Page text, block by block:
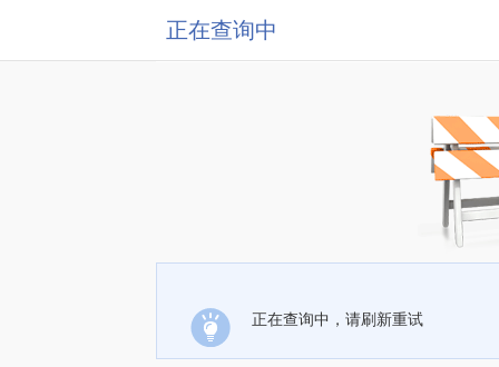
正在查询中
正在查询中，请刷新重试